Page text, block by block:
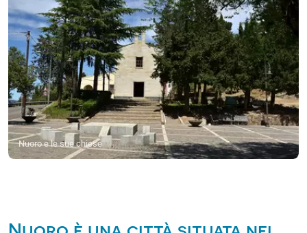
Nuoro e le sue chiese